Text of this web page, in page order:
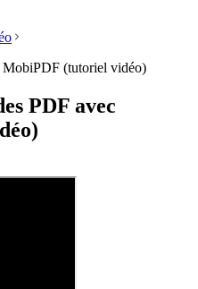
MobiPDF (tutoriel vidéo)
PDF avec